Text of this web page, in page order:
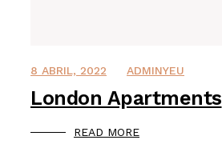
8 ABRIL, 2022 ADMINYEU
London Apartments
READ MORE